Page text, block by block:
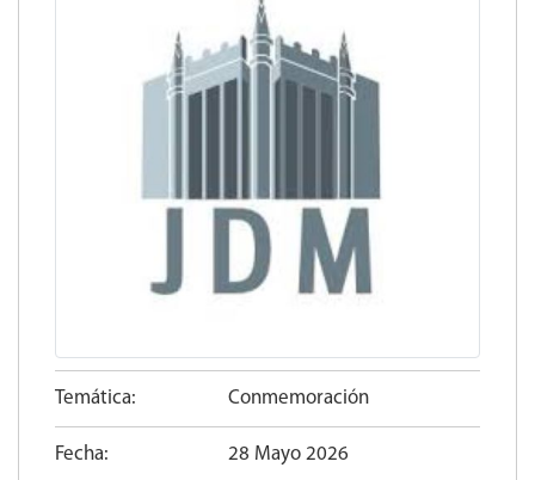
Temática: Conmemoración
Fecha: 28 Mayo 2026